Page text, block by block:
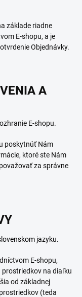
základe riadne
E-shopu, a je
Objednávky.
A
E-shopu.
poskytnúť Nám
ktoré ste Nám
za správne
jazyku.
E-shopu,
na diaľku
od základnej
(teda